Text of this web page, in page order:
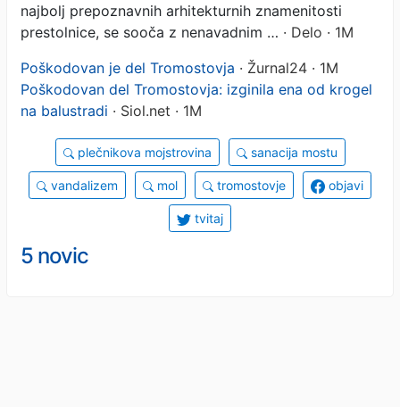
najbolj prepoznavnih arhitekturnih znamenitosti
prestolnice, se sooča z nenavadnim … · Delo · 1M
Poškodovan je del Tromostovja · Žurnal24 · 1M
Poškodovan del Tromostovja: izginila ena od krogel
na balustradi · Siol.net · 1M
plečnikova mojstrovina sanacija mostu
vandalizem mol tromostovje objavi
tvitaj
5 novic